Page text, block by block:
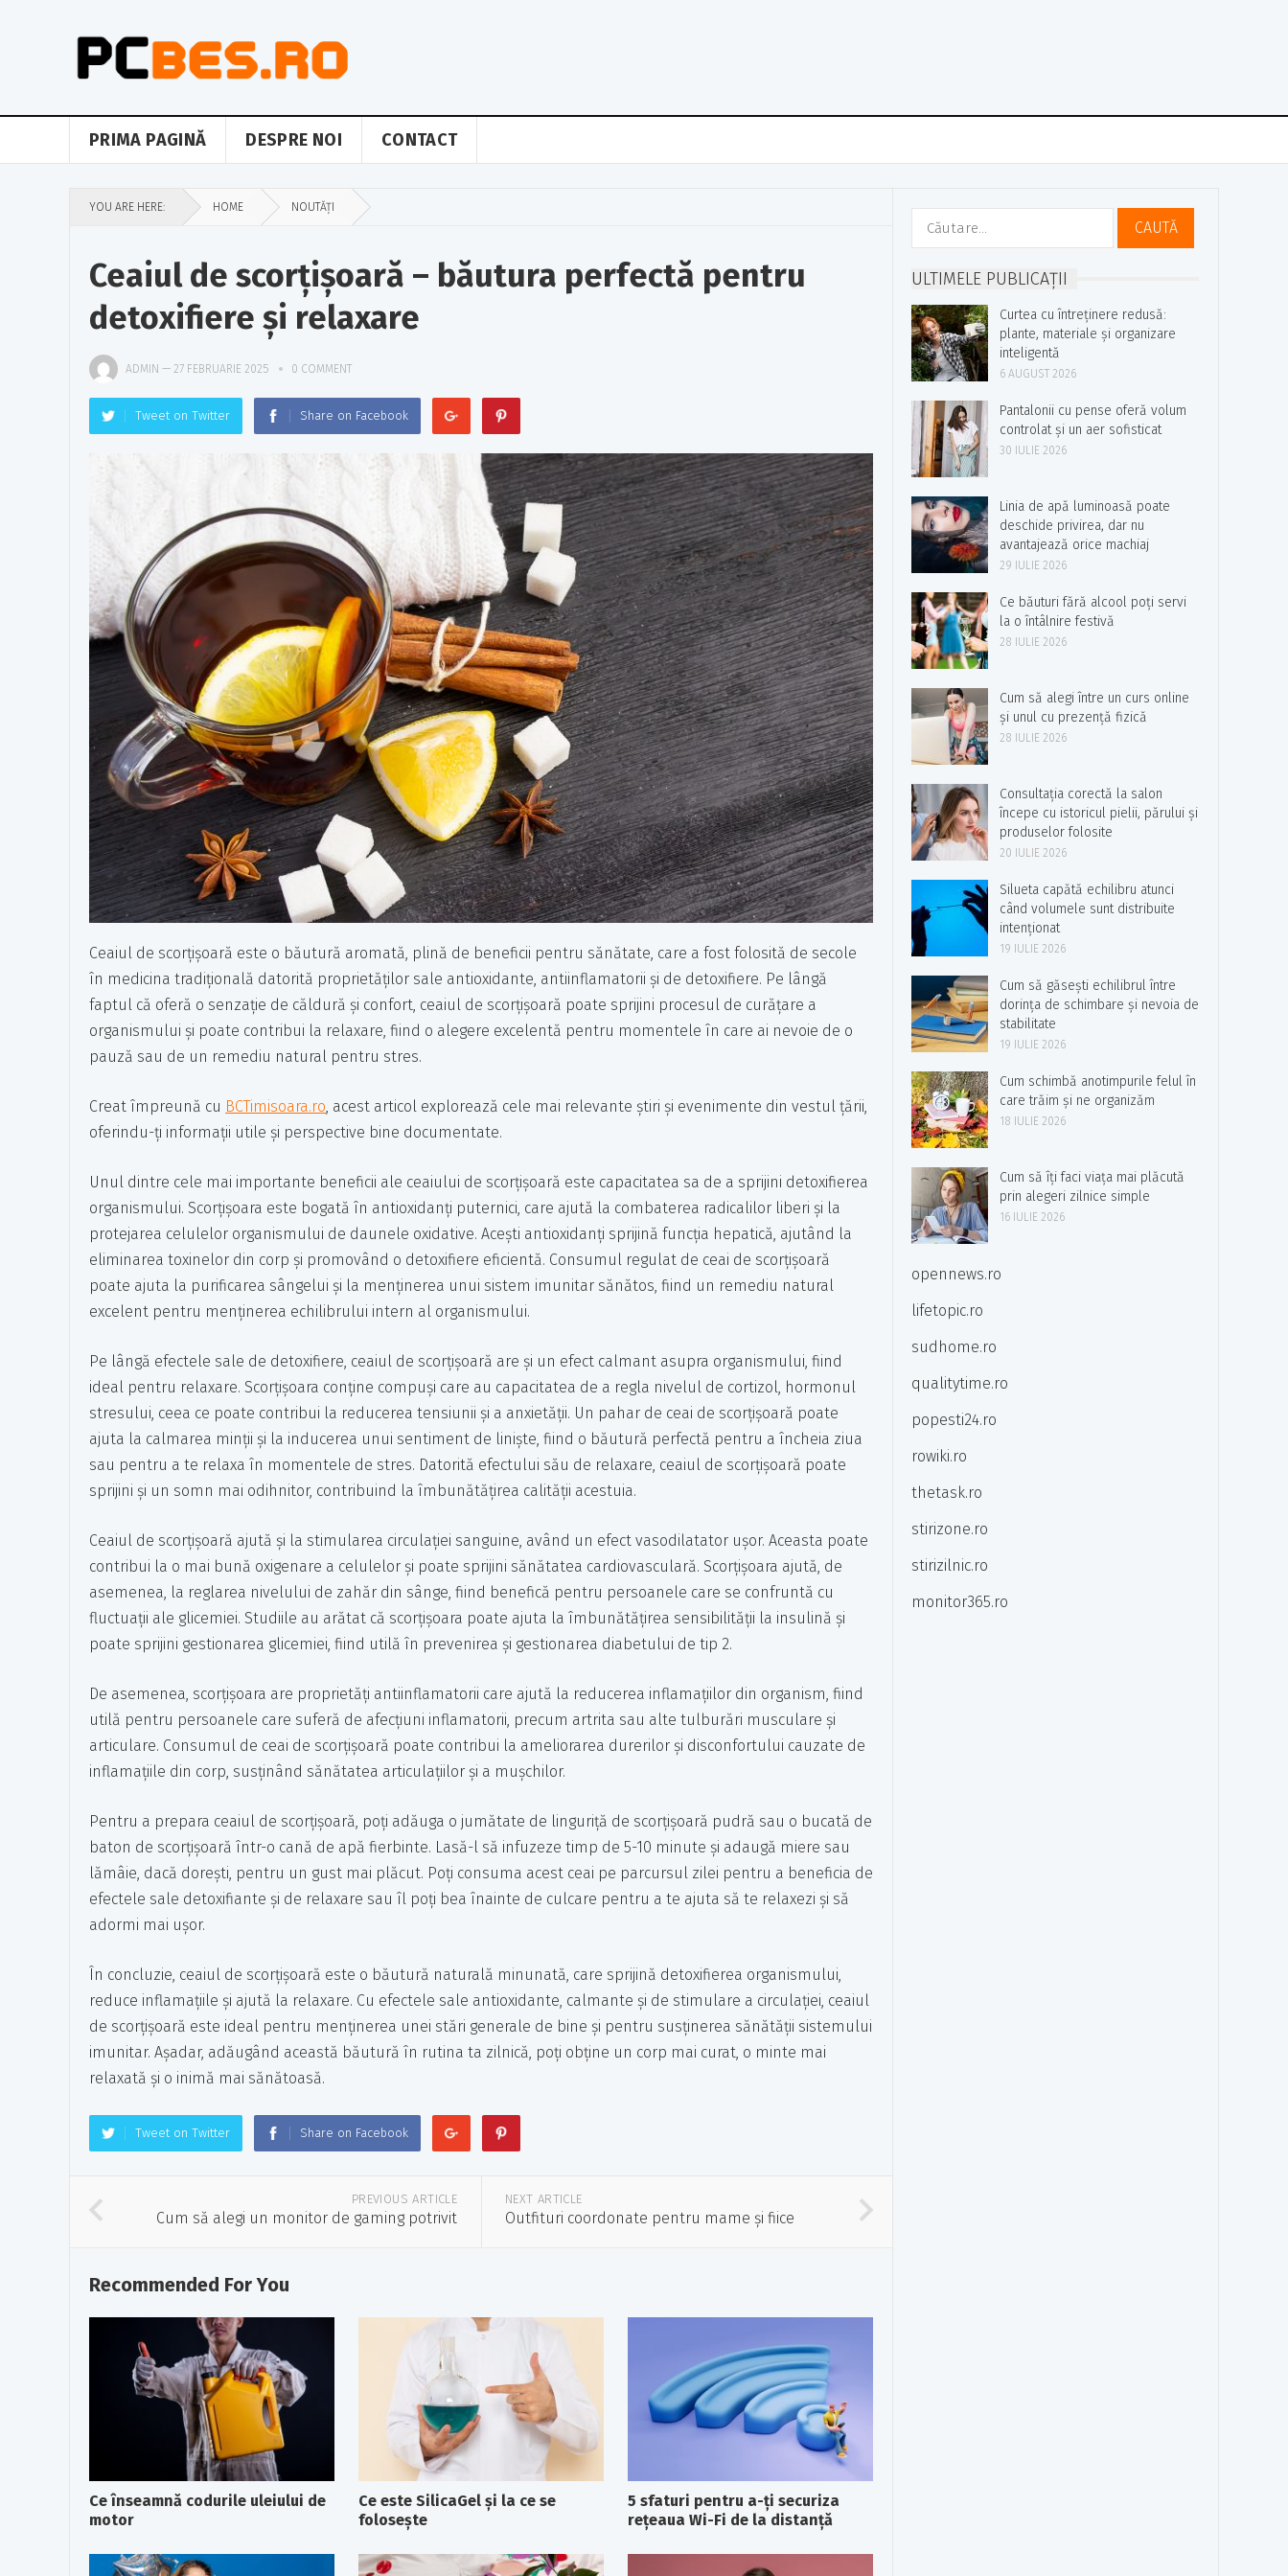
PRIMA PAGINĂ DESPRE NOI CONTACT
YOU ARE HERE: HOME NOUTĂȚI
Ceaiul de scorțișoară – băutura perfectă pentru
detoxifiere și relaxare
ADMIN — 27 FEBRUARIE 2025 0 COMMENT
Tweet on Twitter Share on Facebook
Ceaiul de scorțișoară este o băutură aromată, plină de beneficii pentru sănătate, care a fost folosită de secole
în medicina tradițională datorită proprietăților sale antioxidante, antiinflamatorii și de detoxifiere. Pe lângă
faptul că oferă o senzație de căldură și confort, ceaiul de scorțișoară poate sprijini procesul de curățare a
organismului și poate contribui la relaxare, fiind o alegere excelentă pentru momentele în care ai nevoie de o
pauză sau de un remediu natural pentru stres.
Creat împreună cu BCTimisoara.ro, acest articol explorează cele mai relevante știri și evenimente din vestul țării,
oferindu-ți informații utile și perspective bine documentate.
Unul dintre cele mai importante beneficii ale ceaiului de scorțișoară este capacitatea sa de a sprijini detoxifierea
organismului. Scorțișoara este bogată în antioxidanți puternici, care ajută la combaterea radicalilor liberi și la
protejarea celulelor organismului de daunele oxidative. Acești antioxidanți sprijină funcția hepatică, ajutând la
eliminarea toxinelor din corp și promovând o detoxifiere eficientă. Consumul regulat de ceai de scorțișoară
poate ajuta la purificarea sângelui și la menținerea unui sistem imunitar sănătos, fiind un remediu natural
excelent pentru menținerea echilibrului intern al organismului.
Pe lângă efectele sale de detoxifiere, ceaiul de scorțișoară are și un efect calmant asupra organismului, fiind
ideal pentru relaxare. Scorțișoara conține compuși care au capacitatea de a regla nivelul de cortizol, hormonul
stresului, ceea ce poate contribui la reducerea tensiunii și a anxietății. Un pahar de ceai de scorțișoară poate
ajuta la calmarea minții și la inducerea unui sentiment de liniște, fiind o băutură perfectă pentru a încheia ziua
sau pentru a te relaxa în momentele de stres. Datorită efectului său de relaxare, ceaiul de scorțișoară poate
sprijini și un somn mai odihnitor, contribuind la îmbunătățirea calității acestuia.
Ceaiul de scorțișoară ajută și la stimularea circulației sanguine, având un efect vasodilatator ușor. Aceasta poate
contribui la o mai bună oxigenare a celulelor și poate sprijini sănătatea cardiovasculară. Scorțișoara ajută, de
asemenea, la reglarea nivelului de zahăr din sânge, fiind benefică pentru persoanele care se confruntă cu
fluctuații ale glicemiei. Studiile au arătat că scorțișoara poate ajuta la îmbunătățirea sensibilității la insulină și
poate sprijini gestionarea glicemiei, fiind utilă în prevenirea și gestionarea diabetului de tip 2.
De asemenea, scorțișoara are proprietăți antiinflamatorii care ajută la reducerea inflamațiilor din organism, fiind
utilă pentru persoanele care suferă de afecțiuni inflamatorii, precum artrita sau alte tulburări musculare și
articulare. Consumul de ceai de scorțișoară poate contribui la ameliorarea durerilor și disconfortului cauzate de
inflamațiile din corp, susținând sănătatea articulațiilor și a mușchilor.
Pentru a prepara ceaiul de scorțișoară, poți adăuga o jumătate de linguriță de scorțișoară pudră sau o bucată de
baton de scorțișoară într-o cană de apă fierbinte. Lasă-l să infuzeze timp de 5-10 minute și adaugă miere sau
lămâie, dacă dorești, pentru un gust mai plăcut. Poți consuma acest ceai pe parcursul zilei pentru a beneficia de
efectele sale detoxifiante și de relaxare sau îl poți bea înainte de culcare pentru a te ajuta să te relaxezi și să
adormi mai ușor.
În concluzie, ceaiul de scorțișoară este o băutură naturală minunată, care sprijină detoxifierea organismului,
reduce inflamațiile și ajută la relaxare. Cu efectele sale antioxidante, calmante și de stimulare a circulației, ceaiul
de scorțișoară este ideal pentru menținerea unei stări generale de bine și pentru susținerea sănătății sistemului
imunitar. Așadar, adăugând această băutură în rutina ta zilnică, poți obține un corp mai curat, o minte mai
relaxată și o inimă mai sănătoasă.
Tweet on Twitter Share on Facebook
PREVIOUS ARTICLE
Cum să alegi un monitor de gaming potrivit
NEXT ARTICLE
Outfituri coordonate pentru mame și fiice
Recommended For You
Ce înseamnă codurile uleiului de
motor
Ce este SilicaGel şi la ce se
foloseşte
5 sfaturi pentru a-ți securiza
rețeaua Wi-Fi de la distanță
Caută
după:
ULTIMELE PUBLICAȚII
Curtea cu întreținere redusă:
plante, materiale și organizare
inteligentă
6 AUGUST 2026
Pantalonii cu pense oferă volum
controlat și un aer sofisticat
30 IULIE 2026
Linia de apă luminoasă poate
deschide privirea, dar nu
avantajează orice machiaj
29 IULIE 2026
Ce băuturi fără alcool poți servi
la o întâlnire festivă
28 IULIE 2026
Cum să alegi între un curs online
și unul cu prezență fizică
28 IULIE 2026
Consultația corectă la salon
începe cu istoricul pielii, părului și
produselor folosite
20 IULIE 2026
Silueta capătă echilibru atunci
când volumele sunt distribuite
intenționat
19 IULIE 2026
Cum să găsești echilibrul între
dorința de schimbare și nevoia de
stabilitate
19 IULIE 2026
Cum schimbă anotimpurile felul în
care trăim și ne organizăm
18 IULIE 2026
Cum să îți faci viața mai plăcută
prin alegeri zilnice simple
16 IULIE 2026
opennews.ro
lifetopic.ro
sudhome.ro
qualitytime.ro
popesti24.ro
rowiki.ro
thetask.ro
stirizone.ro
stirizilnic.ro
monitor365.ro